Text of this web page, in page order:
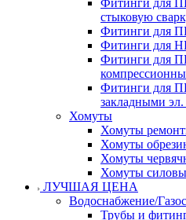
Фитинги для
стыковую
Фитинги для
Фитинги для
Фитинги для
Фитинги для
закладными эл.
Хомуты
Хомуты
Хомуты
Хомуты
Хомуты
ЛУЧШАЯ ЦЕНА
Водоснабжение/
Трубы и